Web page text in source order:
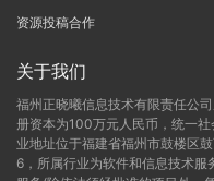
资源投稿合作
关于我们
福州正晓曦信息技术有限责任公
册资本为100万元人民币，统一
业地址位于福建省福州市鼓楼区
6，所属行业为软件和信息技术